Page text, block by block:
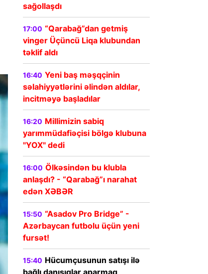
sağollaşdı
17:00 “Qarabağ”dan getmiş
vinger Üçüncü Liqa klubundan
təklif aldı
16:40 Yeni baş məşqçinin
səlahiyyətlərini əlindən aldılar,
incitməyə başladılar
16:20 Millimizin sabiq
yarımmüdafiəçisi bölgə klubuna
"YOX" dedi
16:00 Ölkəsindən bu klubla
anlaşdı? - “Qarabağ”ı narahat
edən XƏBƏR
15:50 “Asadov Pro Bridge” -
Azərbaycan futbolu üçün yeni
fursət!
15:40 Hücumçusunun satışı ilə